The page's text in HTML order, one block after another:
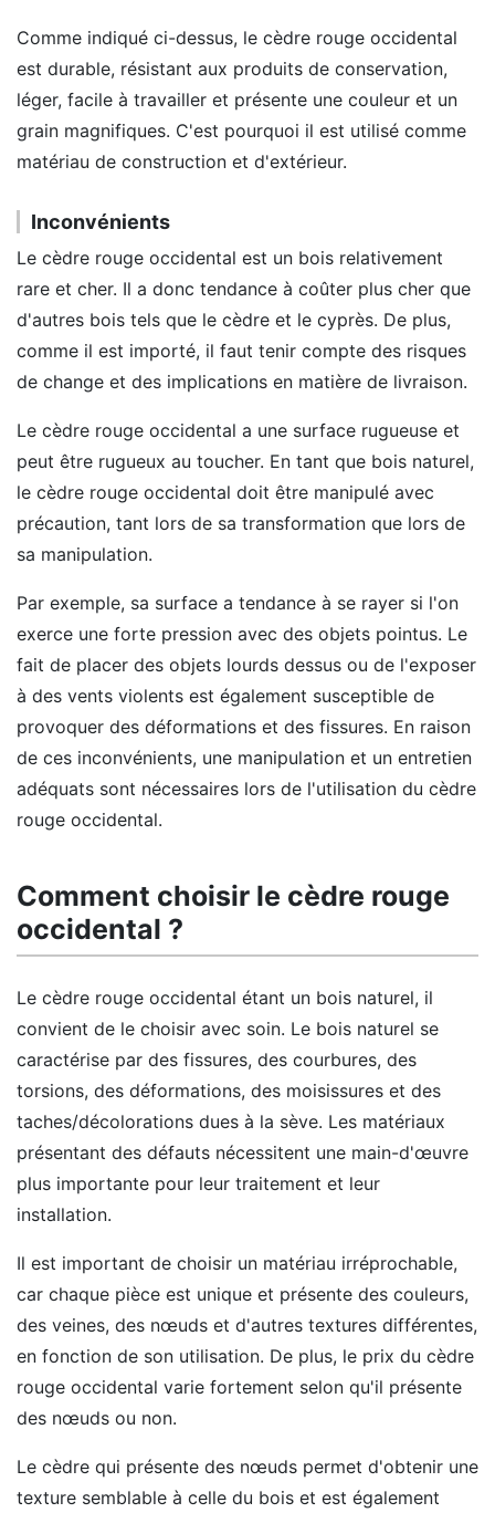
Comme indiqué ci-dessus, le cèdre rouge occidental
est durable, résistant aux produits de conservation,
léger, facile à travailler et présente une couleur et un
grain magnifiques. C'est pourquoi il est utilisé comme
matériau de construction et d'extérieur.
Inconvénients
Le cèdre rouge occidental est un bois relativement
rare et cher. Il a donc tendance à coûter plus cher que
d'autres bois tels que le cèdre et le cyprès. De plus,
comme il est importé, il faut tenir compte des risques
de change et des implications en matière de livraison.
Le cèdre rouge occidental a une surface rugueuse et
peut être rugueux au toucher. En tant que bois naturel,
le cèdre rouge occidental doit être manipulé avec
précaution, tant lors de sa transformation que lors de
sa manipulation.
Par exemple, sa surface a tendance à se rayer si l'on
exerce une forte pression avec des objets pointus. Le
fait de placer des objets lourds dessus ou de l'exposer
à des vents violents est également susceptible de
provoquer des déformations et des fissures. En raison
de ces inconvénients, une manipulation et un entretien
adéquats sont nécessaires lors de l'utilisation du cèdre
rouge occidental.
Comment choisir le cèdre rouge
occidental ?
Le cèdre rouge occidental étant un bois naturel, il
convient de le choisir avec soin. Le bois naturel se
caractérise par des fissures, des courbures, des
torsions, des déformations, des moisissures et des
taches/décolorations dues à la sève. Les matériaux
présentant des défauts nécessitent une main-d'œuvre
plus importante pour leur traitement et leur
installation.
Il est important de choisir un matériau irréprochable,
car chaque pièce est unique et présente des couleurs,
des veines, des nœuds et d'autres textures différentes,
en fonction de son utilisation. De plus, le prix du cèdre
rouge occidental varie fortement selon qu'il présente
des nœuds ou non.
Le cèdre qui présente des nœuds permet d'obtenir une
texture semblable à celle du bois et est également